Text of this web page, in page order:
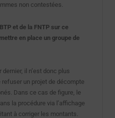
non contestées.
et de la FNTP sur ce
en place un groupe de
il n’est donc plus
un projet de décompte
Dans ce cas de figure, le
la procédure via l’affichage
à corriger les montants.